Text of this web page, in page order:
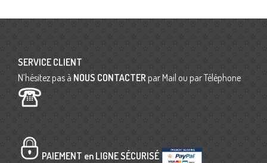
SERVICE CLIENT
N’hésitez pas à NOUS CONTACTER par Mail ou par Téléphone
PAIEMENT en LIGNE SÉCURISÉ